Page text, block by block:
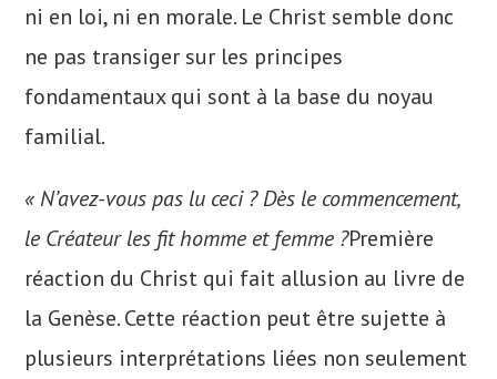
ni en loi, ni en morale. Le Christ semble donc
ne pas transiger sur les principes
fondamentaux qui sont à la base du noyau
familial.
« N’avez-vous pas lu ceci ? Dès le commencement,
le Créateur les fit homme et femme ?Première
réaction du Christ qui fait allusion au livre de
la Genèse. Cette réaction peut être sujette à
plusieurs interprétations liées non seulement